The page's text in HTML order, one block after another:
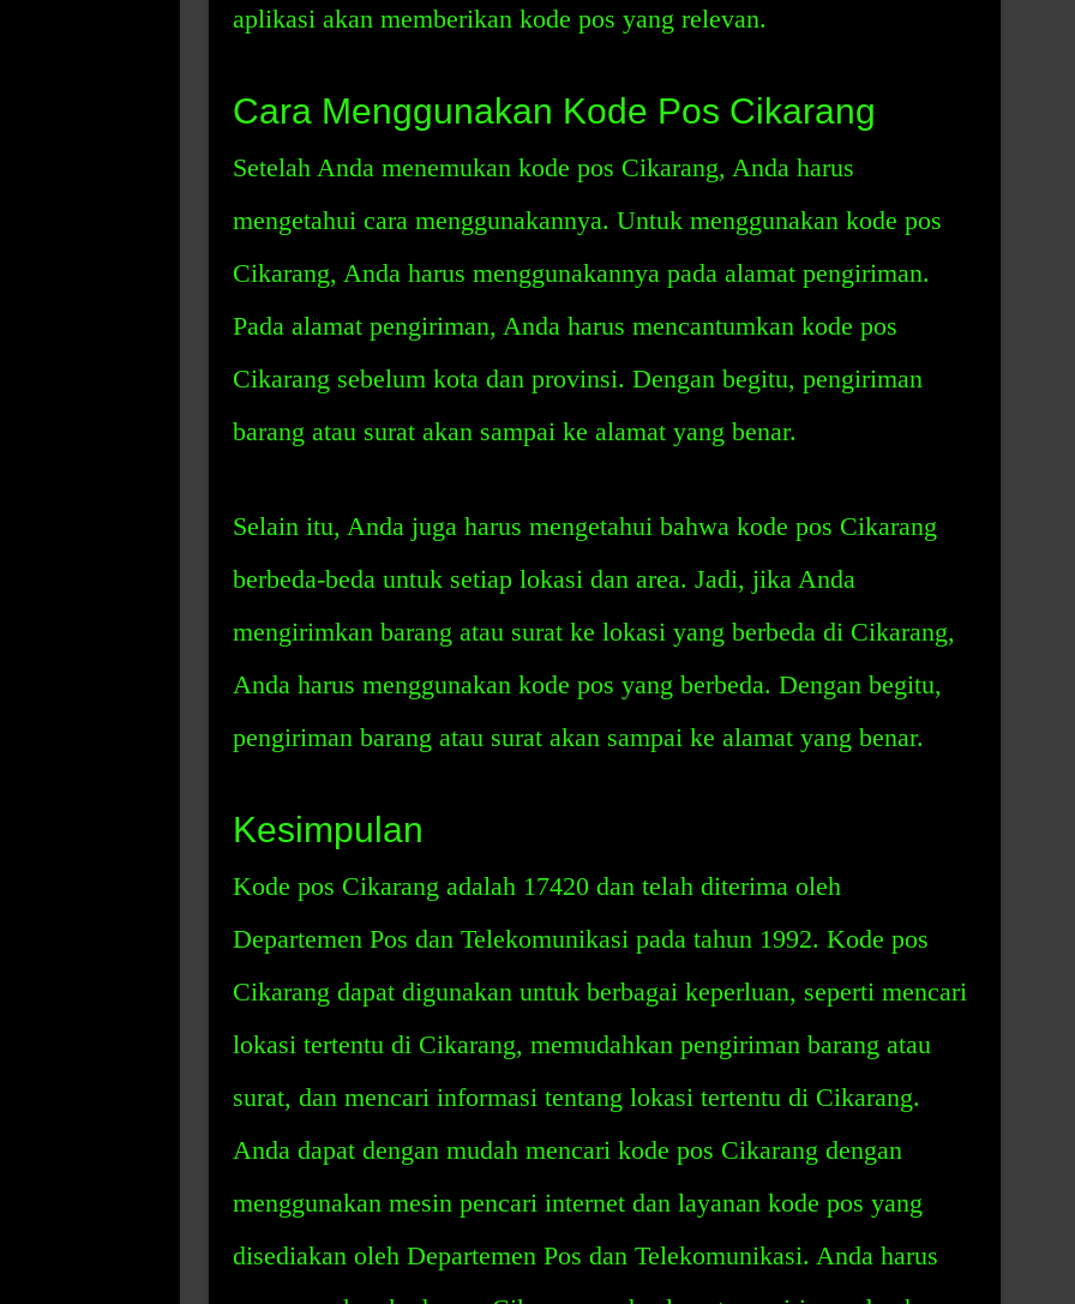
aplikasi akan memberikan kode pos yang relevan.
Cara Menggunakan Kode Pos Cikarang
Setelah Anda menemukan kode pos Cikarang, Anda harus
mengetahui cara menggunakannya. Untuk menggunakan kode pos
Cikarang, Anda harus menggunakannya pada alamat pengiriman.
Pada alamat pengiriman, Anda harus mencantumkan kode pos
Cikarang sebelum kota dan provinsi. Dengan begitu, pengiriman
barang atau surat akan sampai ke alamat yang benar.
Selain itu, Anda juga harus mengetahui bahwa kode pos Cikarang
berbeda-beda untuk setiap lokasi dan area. Jadi, jika Anda
mengirimkan barang atau surat ke lokasi yang berbeda di Cikarang,
Anda harus menggunakan kode pos yang berbeda. Dengan begitu,
pengiriman barang atau surat akan sampai ke alamat yang benar.
Kesimpulan
Kode pos Cikarang adalah 17420 dan telah diterima oleh
Departemen Pos dan Telekomunikasi pada tahun 1992. Kode pos
Cikarang dapat digunakan untuk berbagai keperluan, seperti mencari
lokasi tertentu di Cikarang, memudahkan pengiriman barang atau
surat, dan mencari informasi tentang lokasi tertentu di Cikarang.
Anda dapat dengan mudah mencari kode pos Cikarang dengan
menggunakan mesin pencari internet dan layanan kode pos yang
disediakan oleh Departemen Pos dan Telekomunikasi. Anda harus